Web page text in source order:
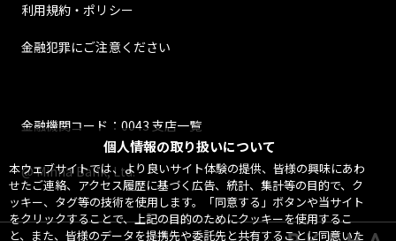
個人情報の取り扱いについて
本ウェブサイトでは、より良いサイト体験の提供、皆様の興味にあわ
せたご連絡、アクセス履歴に基づく広告、統計、集計等の目的で、ク
ッキー、タグ等の技術を使用します。「同意する」ボタンや当サイト
をクリックすることで、上記の目的のためにクッキーを使用するこ
と、また、皆様のデータを提携先や委託先と共有することに同意いた
利用規約・ポリシー
金融犯罪にご注意ください
金融機関コード：0043 支店一覧
@ Minna Bank, Ltd.